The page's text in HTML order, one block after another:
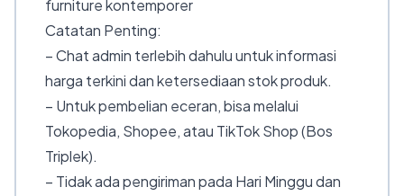
furniture kontemporer
Catatan Penting:
– Chat admin terlebih dahulu untuk informasi
harga terkini dan ketersediaan stok produk.
– Untuk pembelian eceran, bisa melalui
Tokopedia, Shopee, atau TikTok Shop (Bos
Triplek).
– Tidak ada pengiriman pada Hari Minggu dan